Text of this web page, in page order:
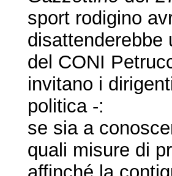
sport rodigino
disattenderebbe
del CONI
invitano i
politica -:
se sia a
quali misure di